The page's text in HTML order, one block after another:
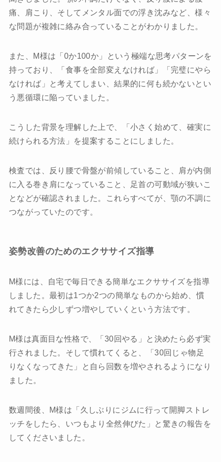
痛、肩こり、そしてメンタル面での浮き沈みなど、様々
な問題が複雑に絡み合っていることがわかりました。
また、M様は「0か100か」という極端な思考パターンを
持っており、「食事を全部変えなければ」「完璧にやら
なければ」と考えてしまい、結果的に何も続かないとい
う悪循環に陥っていました。
こうした背景を理解した上で、「小さく始めて、確実に
続けられる方法」を提案することにしました。
検査では、反り腰で骨盤が前傾していること、肩が内側
に入る巻き肩になっていること、足首の可動域が狭いこ
となどが確認されました。これらすべてが、顎の不調に
つながっていたのです。
姿勢改善のためのエクササイズ指導
M様には、自宅で毎日できる簡単なエクササイズを指導
しました。最初は1つか2つの簡単なものから始め、慣
れてきたら少しずつ増やしていくという方法です。
M様は真面目な性格で、「30回やる」と決めたら必ず実
行されました。そして慣れてくると、「30回じゃ物足
りなくなってきた」と自ら回数を増やされるようになり
ました。
数週間後、M様は「久しぶりにジムに行って開脚ストレ
ッチをしたら、いつもより全然伸びた」と驚きの報告を
してくださいました。